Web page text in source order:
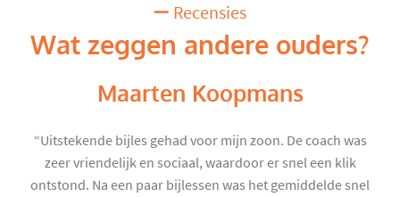
Recensies
Wat zeggen andere ouders?
Maarten Koopmans
“Uitstekende bijles gehad voor mijn zoon. De coach was
zeer vriendelijk en sociaal, waardoor er snel een klik
ontstond. Na een paar bijlessen was het gemiddelde snel